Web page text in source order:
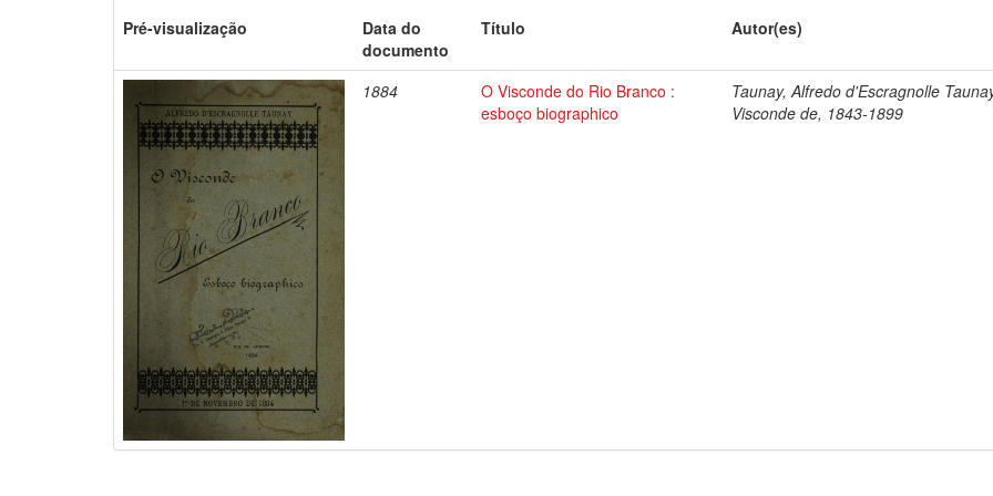
Pré-visualização
Data do
documento
Título Autor(es)
1884
O Visconde do Rio Branco :
esboço biographico
Taunay, Alfredo d'Escragnolle
Visconde de, 1843-1899